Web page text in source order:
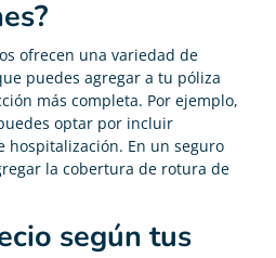
ofrecen una variedad de
puedes agregar a tu póliza
más completa. Por ejemplo,
optar por incluir
hospitalización. En un seguro
la cobertura de rotura de
según tus